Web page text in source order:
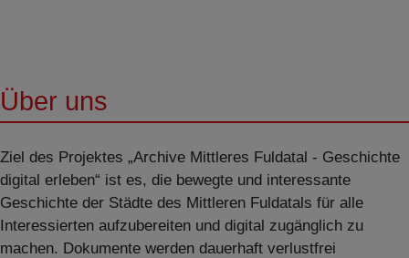
Über uns
Ziel des Projektes „Archive Mittleres Fuldatal - Geschichte
digital erleben“ ist es, die bewegte und interessante
Geschichte der Städte des Mittleren Fuldatals für alle
Interessierten aufzubereiten und digital zugänglich zu
machen. Dokumente werden dauerhaft verlustfrei